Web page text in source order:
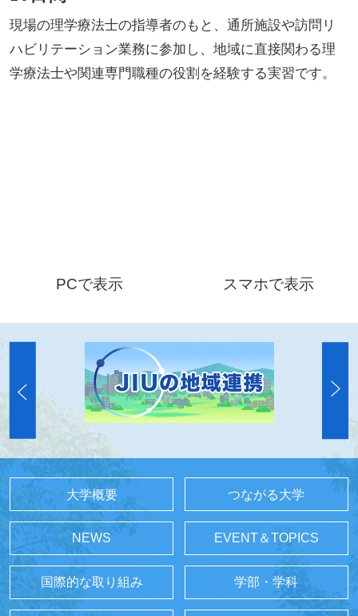
現場の理学療法士の指導者のもと、通所施設や訪問リ
ハビリテーション業務に参加し、地域に直接関わる理
学療法士や関連専門職種の役割を経験する実習です。
PCで表示 スマホで表示
大学概要 つながる大学
NEWS EVENT＆TOPICS
国際的な取り組み 学部・学科